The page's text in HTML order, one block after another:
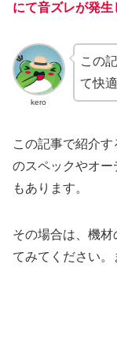
にて音ズレが発生
kero
この
て快
この記事で紹介
のスペックやオ
もあります。
その場合は、機
てみてください。